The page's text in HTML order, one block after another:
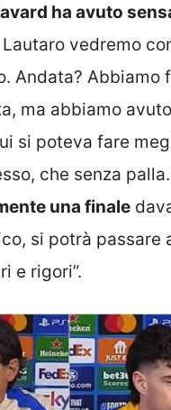
ha avuto
Lautaro vedremo
Andata? Abbiamo
ma abbiamo
si poteva fare
che senza palla.
una finale
si potrà passare
e rigori”.